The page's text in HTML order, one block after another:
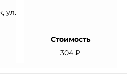
ул.
Стоимость
304 ₽